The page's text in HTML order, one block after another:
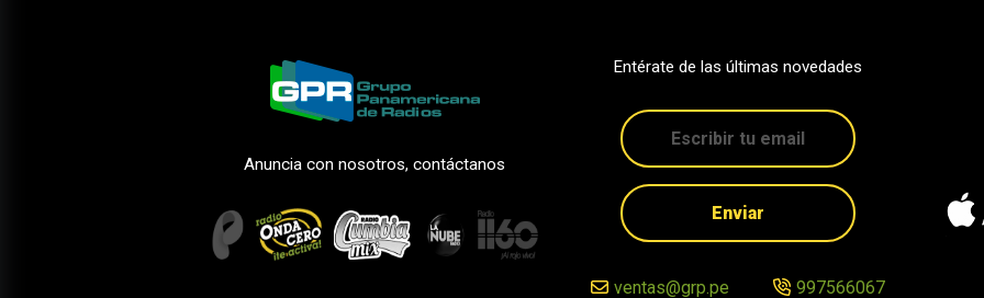
Anuncia con nosotros, contáctanos
Entérate de las últimas novedades
Enviar
ventas@grp.pe 997566067